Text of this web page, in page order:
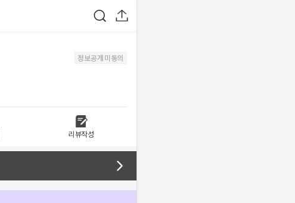
정보공개 미동의
리뷰작성